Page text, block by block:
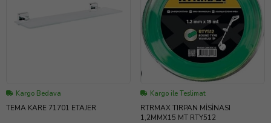
Kargo Bedava
TEMA KARE 71701 ETAJER
Kargo ile Teslimat
RTRMAX TIRPAN MİSİNASI
1,2MMX15 MT RTY512